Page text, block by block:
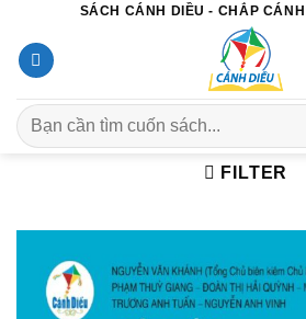
đến
nội
dung
SÁCH CÁNH DIỀU - CHẮP
Search
for:
FILTER